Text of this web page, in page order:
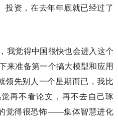
投资，在去年年底就已经过了
我觉得中国很快也会进入这个
来准备第一个搞大模型和应用
领先别人一个星期而已，我比
再不看论文，再不去自己琢
觉得很恐怖——集体智慧进化